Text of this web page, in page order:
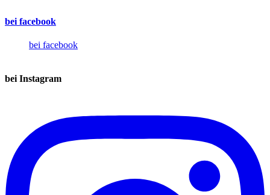
bei facebook
bei facebook
bei Instagram